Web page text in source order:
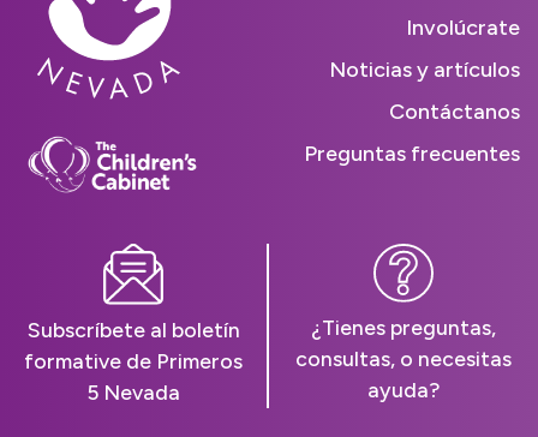
Involúcrate
Noticias y artículos
Contáctanos
Preguntas frecuentes
Subscríbete al boletín
formative de Primeros
5 Nevada
¿Tienes preguntas,
consultas, o necesitas
ayuda?